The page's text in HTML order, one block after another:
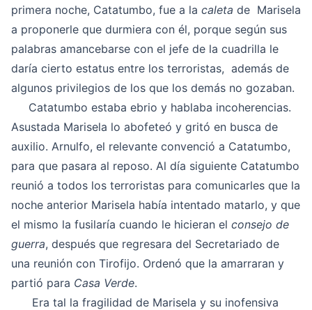
primera noche, Catatumbo, fue a la caleta de Marisela
a proponerle que durmiera con él, porque según sus
palabras amancebarse con el jefe de la cuadrilla le
daría cierto estatus entre los terroristas, además de
algunos privilegios de los que los demás no gozaban.
Catatumbo estaba ebrio y hablaba incoherencias.
Asustada Marisela lo abofeteó y gritó en busca de
auxilio. Arnulfo, el relevante convenció a Catatumbo,
para que pasara al reposo. Al día siguiente Catatumbo
reunió a todos los terroristas para comunicarles que la
noche anterior Marisela había intentado matarlo, y que
el mismo la fusilaría cuando le hicieran el consejo de
guerra, después que regresara del Secretariado de
una reunión con Tirofijo. Ordenó que la amarraran y
partió para Casa Verde.
Era tal la fragilidad de Marisela y su inofensiva